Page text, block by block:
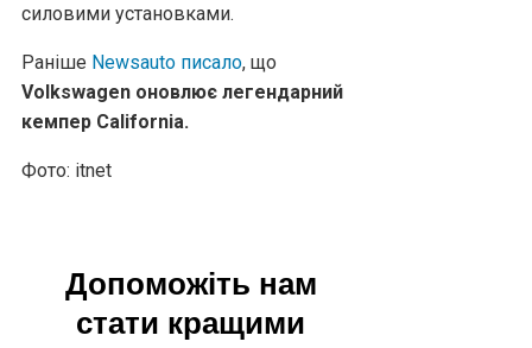
силовими установками.
Раніше Newsauto писало, що
Volkswagen оновлює легендарний
кемпер California.
Фото: itnet
Допоможіть нам
стати кращими